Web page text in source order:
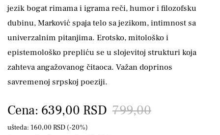
jezik bogat rimama i igrama reči, humor i filozofsku
dubinu, Marković spaja telo sa jezikom, intimnost sa
univerzalnim pitanjima. Erotsko, mitološko i
epistemološko prepliću se u slojevitoj strukturi koja
zahteva angažovanog čitaoca. Važan doprinos
savremenoj srpskoj poeziji.
Cena: 639,00 RSD 799,00
ušteda: 160,00 RSD (-20%)